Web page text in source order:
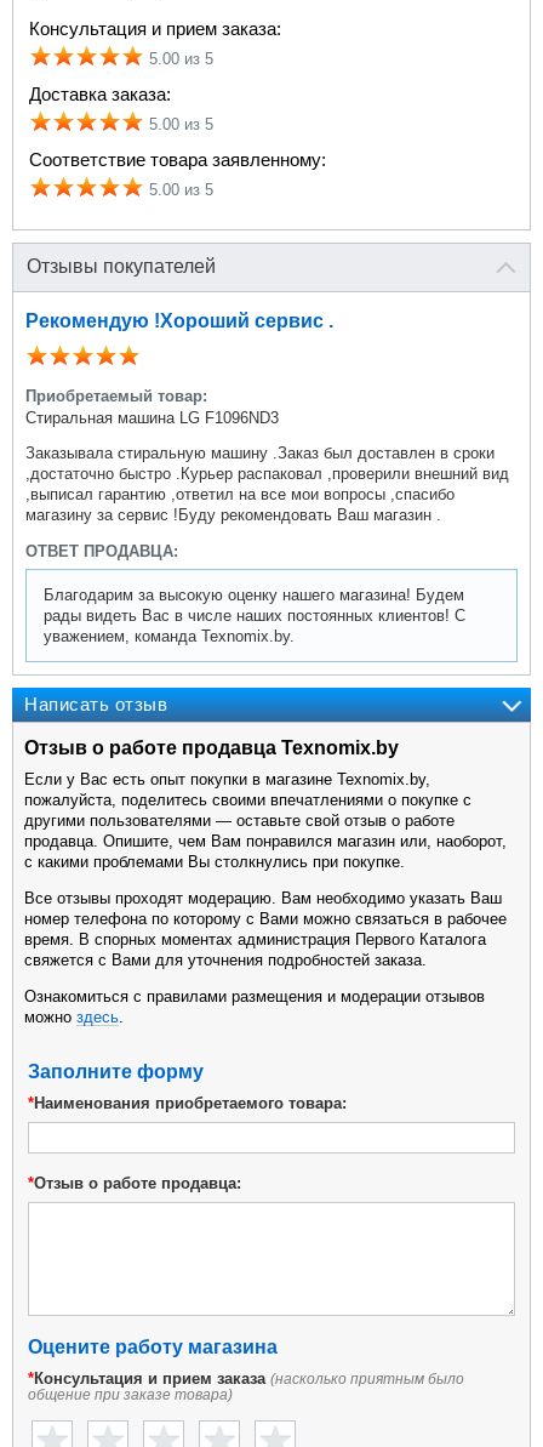
Консультация и прием заказа:
5.00 из 5
Доставка заказа:
5.00 из 5
Соответствие товара заявленному:
5.00 из 5
Отзывы покупателей
Рекомендую !Хороший сервис .
Приобретаемый товар:
Стиральная машина LG F1096ND3
Заказывала стиральную машину .Заказ был доставлен в сроки
,достаточно быстро .Курьер распаковал ,проверили внешний вид
,выписал гарантию ,ответил на все мои вопросы ,спасибо
магазину за сервис !Буду рекомендовать Ваш магазин .
ОТВЕТ ПРОДАВЦА:
Благодарим за высокую оценку нашего магазина! Будем
рады видеть Вас в числе наших постоянных клиентов! С
уважением, команда Texnomix.by.
Написать отзыв
Отзыв о работе продавца Texnomix.by
Если у Вас есть опыт покупки в магазине Texnomix.by,
пожалуйста, поделитесь своими впечатлениями о покупке с
другими пользователями — оставьте свой отзыв о работе
продавца. Опишите, чем Вам понравился магазин или, наоборот,
с какими проблемами Вы столкнулись при покупке.
Все отзывы проходят модерацию. Вам необходимо указать Ваш
номер телефона по которому с Вами можно связаться в рабочее
время. В спорных моментах администрация Первого Каталога
свяжется с Вами для уточнения подробностей заказа.
Ознакомиться с правилами размещения и модерации отзывов
можно здесь.
Заполните форму
*Наименования приобретаемого товара:
*Отзыв о работе продавца:
Оцените работу магазина
*Консультация и прием заказа (насколько приятным было
общение при заказе товара)